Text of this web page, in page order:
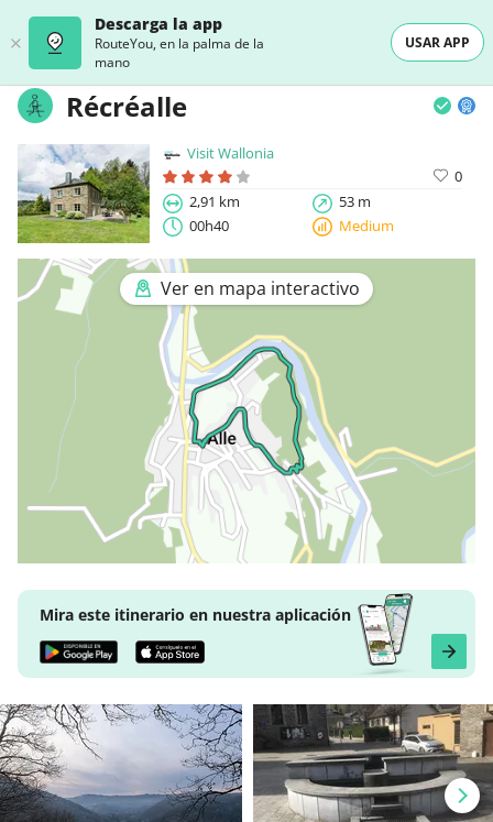
Descarga la app
RouteYou, en la palma de la
mano
USAR APP
Récréalle
Visit Wallonia
0
2,91 km
53 m
00h40
Medium
Ver en mapa interactivo
Mira este itinerario en nuestra aplicación